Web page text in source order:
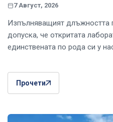
7 Август, 2026
Изпълняващият длъжността
допуска, че откритата
единствената по рода си у
Прочети